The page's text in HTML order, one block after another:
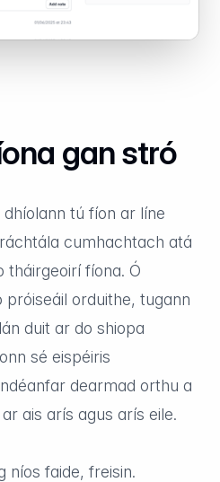
gan stró
tú fíon ar líne
cumhachtach atá
tháirgeoirí fíona. Ó
orduithe, tugann
duit ar do shiopa
sé eispéiris
dearmad orthu a
ais arís agus arís eile.
níos faide, freisin.